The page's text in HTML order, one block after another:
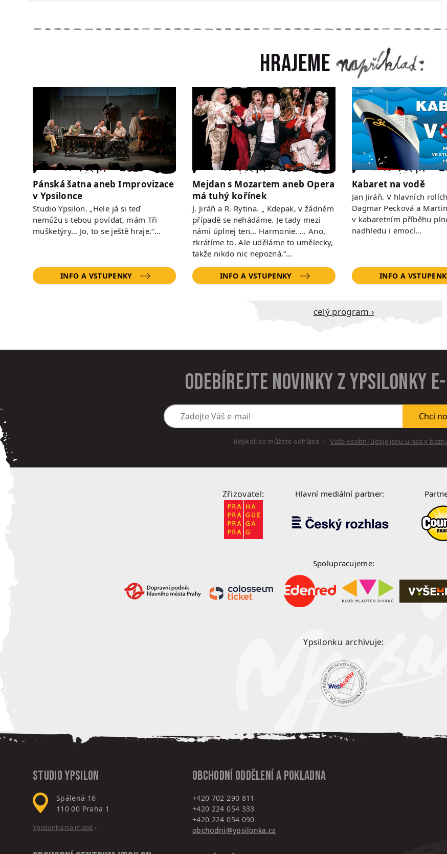
Hrajeme
Pánská šatna aneb Improvizace
v Ypsilonce
Studio Ypsilon. „Hele já si teď
nemůžu s tebou povídat, mám Tři
mušketýry… Jo, to se ještě hraje.“…
INFO A VSTUPENKY
Mejdan s Mozartem aneb Opera
má tuhý kořínek
J. Jiráň a R. Rytina. „ Kdepak, v žádném
případě se nehádáme. Je tady mezi
námi úplnej ten… Harmonie. … Ano,
zkrátíme to. Ale uděláme to umělecky,
takže nikdo nic nepozná.“…
INFO A VSTUPENKY
Kabaret na vodě
Jan Jiráň. V hlavních
Dagmar Pecková a
v kabaretním příběhu
nadhledu i emocí…
INFO A
Celý program ›
Odebírejte novinky z Ypsilonky
Zadejte Váš e-mail
Chci
Kdykoli se můžete odhlásit Vaše osobní údaje jsou u nás v
Zřizovatel: Hlavní mediální partner:
Spolupracujeme:
Ypsilonku archivuje:
Studio Ypsilon
Spálená 16
110 00 Praha 1
Ypsilonka na mapě ›
Obchodní oddělení a pokladna
+420 702 290 811
+420 224 054 333
+420 224 054 090
obchodni@ypsilonka.cz